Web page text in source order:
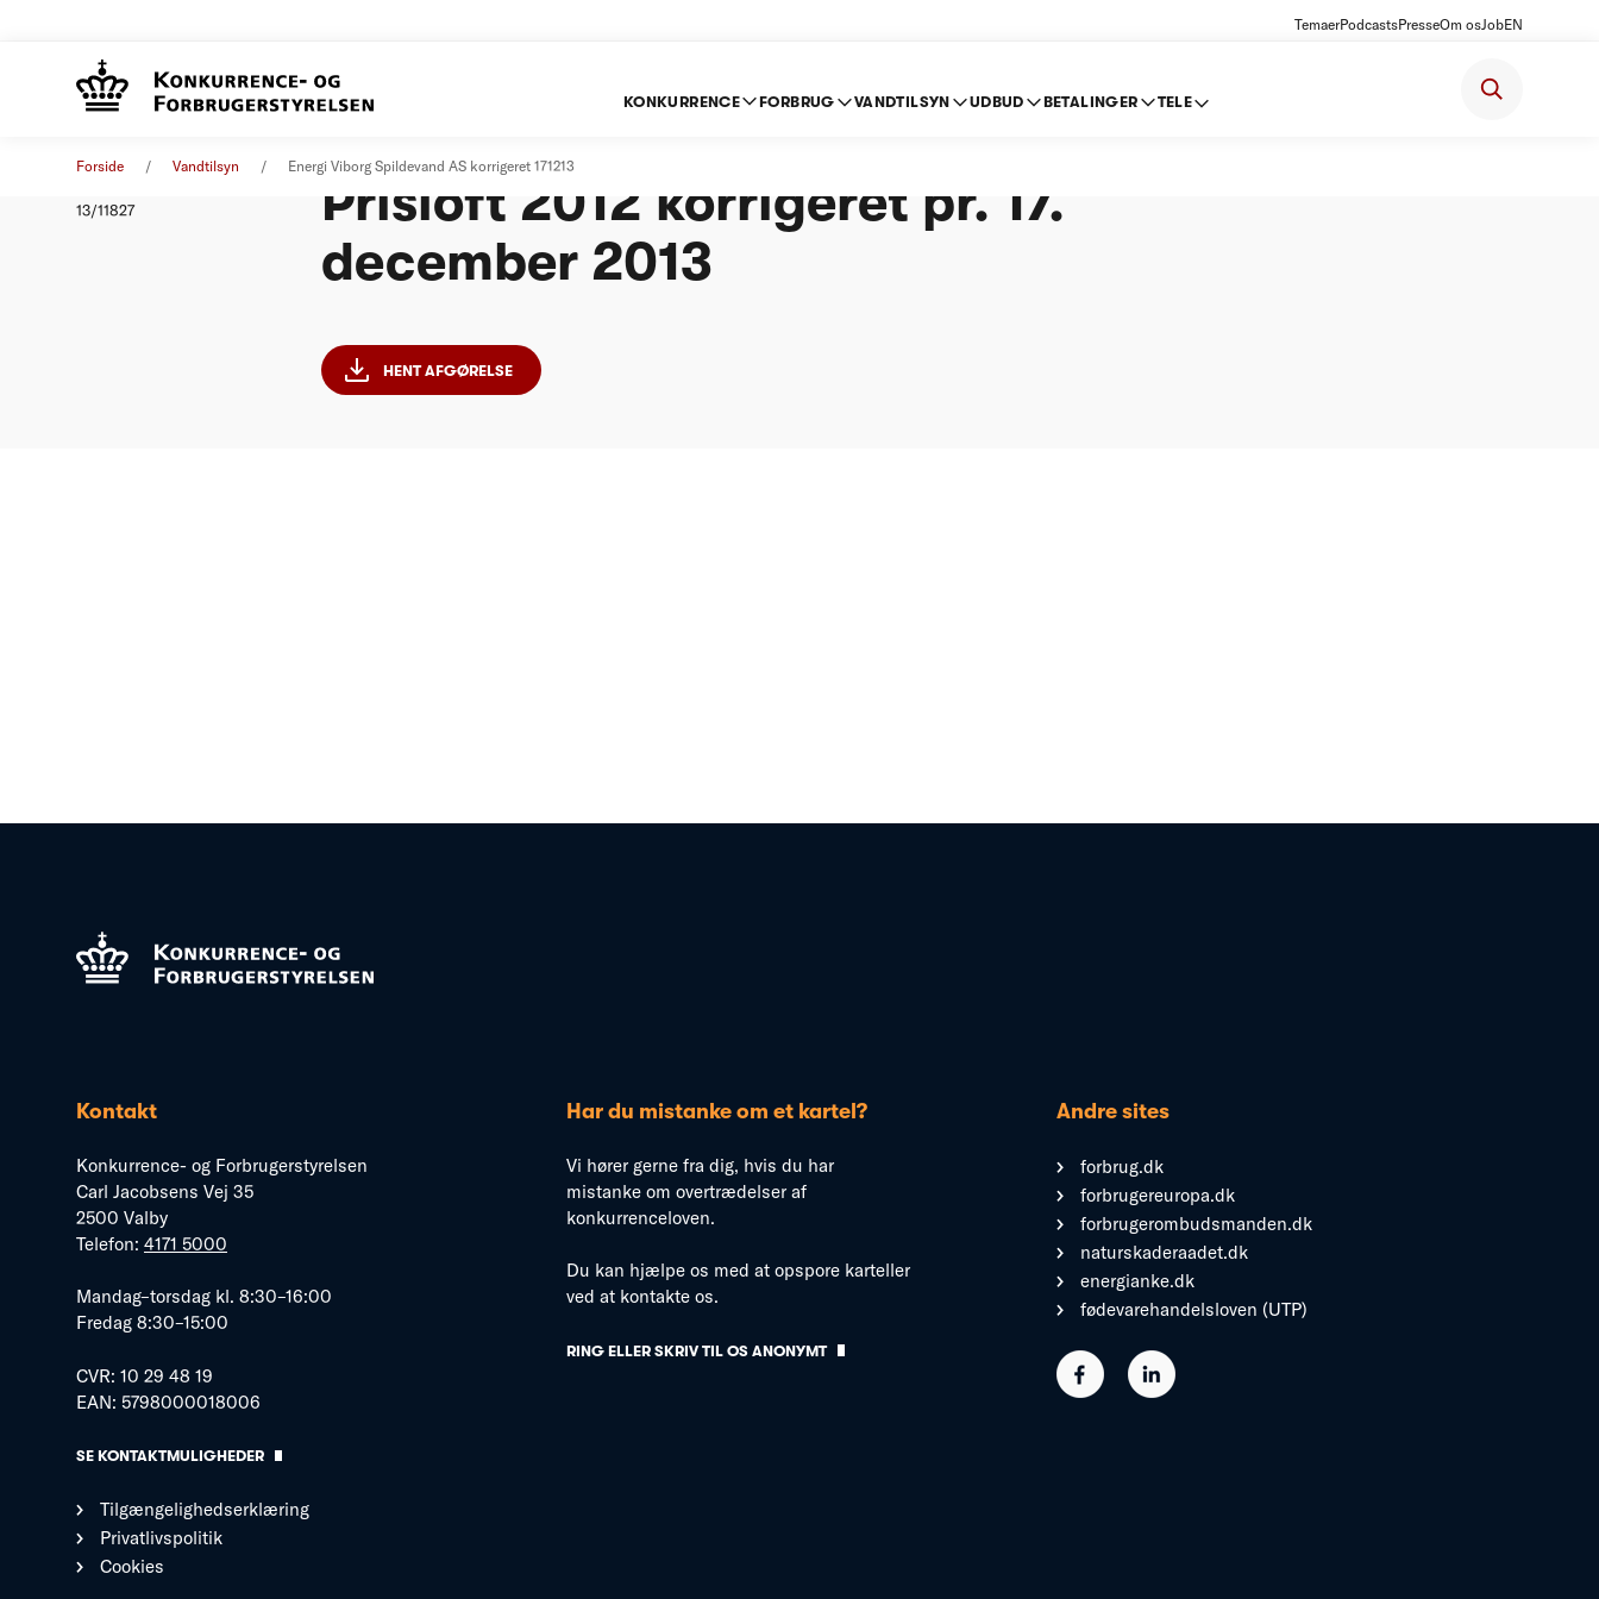
TemaerPodcastsPresseOm osJobEN
KONKURRENCE FORBRUG VANDTILSYN UDBUD BETALINGER TELE
Forside Vandtilsyn Energi Viborg Spildevand AS korrigeret 171213
13/11827
Prisloft 2012 korrigeret pr. 17.
december 2013
HENT AFGØRELSE
Kontakt
Konkurrence- og Forbrugerstyrelsen
Carl Jacobsens Vej 35
2500 Valby
Telefon: 4171 5000
Mandag–torsdag kl. 8:30–16:00
Fredag 8:30–15:00
CVR: 10 29 48 19
EAN: 5798000018006
SE KONTAKTMULIGHEDER
Tilgængelighedserklæring
Privatlivspolitik
Cookies
Har du mistanke om et kartel?
Vi hører gerne fra dig, hvis du har
mistanke om overtrædelser af
konkurrenceloven.
Du kan hjælpe os med at opspore karteller
ved at kontakte os.
RING ELLER SKRIV TIL OS ANONYMT
Andre sites
forbrug.dk
forbrugereuropa.dk
forbrugerombudsmanden.dk
naturskaderaadet.dk
energianke.dk
fødevarehandelsloven (UTP)